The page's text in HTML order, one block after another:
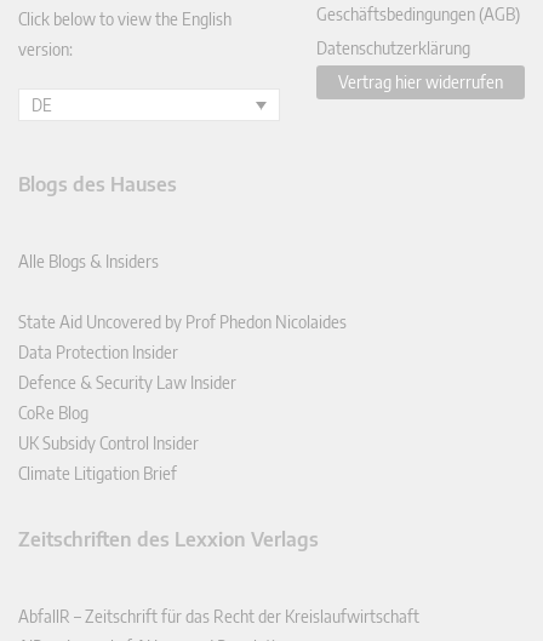
Click below to view the English
version:
DE
Geschäftsbedingungen (AGB)
Datenschutzerklärung
Vertrag hier widerrufen
Blogs des Hauses
Alle Blogs & Insiders
State Aid Uncovered by Prof Phedon Nicolaides
Data Protection Insider
Defence & Security Law Insider
CoRe Blog
UK Subsidy Control Insider
Climate Litigation Brief
Zeitschriften des Lexxion Verlags
AbfallR – Zeitschrift für das Recht der Kreislaufwirtschaft